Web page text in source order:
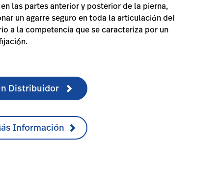
las partes anterior y posterior de la pierna,
un agarre seguro en toda la articulación del
a la competencia que se caracteriza por un
Distribuidor
Información